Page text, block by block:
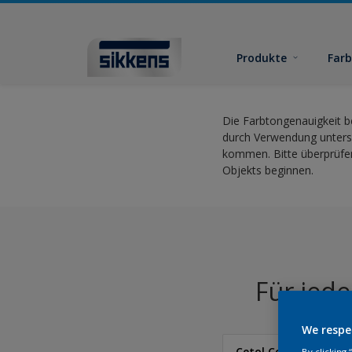
Produkte
Die Farbtongenauigkeit
durch Verwendung
kommen. Bitte
Objekts beginnen.
Für
We